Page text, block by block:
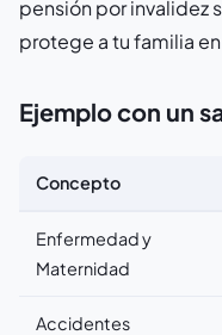
pensión por invalidez
protege a tu familia
Ejemplo con un
Concepto
Enfermedad y
Maternidad
Accidentes